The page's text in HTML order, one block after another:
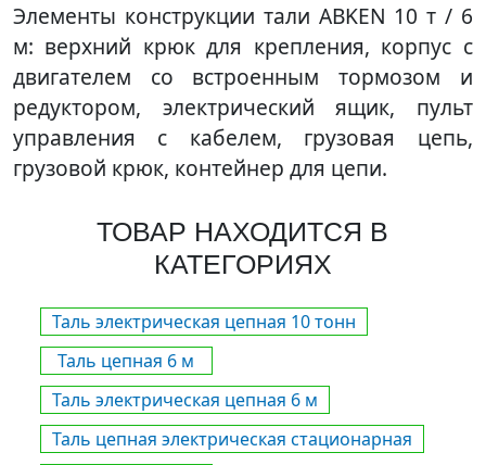
Элементы конструкции тали ABKEN 10 т / 6
м: верхний крюк для крепления, корпус с
двигателем со встроенным тормозом и
редуктором, электрический ящик, пульт
управления с кабелем, грузовая цепь,
грузовой крюк, контейнер для цепи.
ТОВАР НАХОДИТСЯ В
КАТЕГОРИЯХ
Таль электрическая цепная 10 тонн
Таль цепная 6 м
Таль электрическая цепная 6 м
Таль цепная электрическая стационарная